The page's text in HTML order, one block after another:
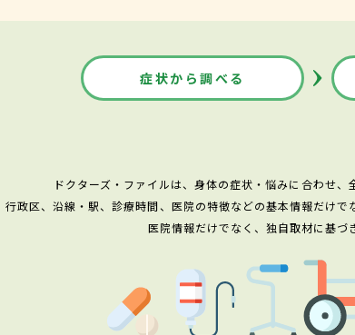
症状から調べる
ドクターズ・ファイルは、身体の症状・悩みに合わせ
行政区、沿線・駅、診療時間、医院の特徴などの基本情報だけ
医院情報だけでなく、独自取材に基づ